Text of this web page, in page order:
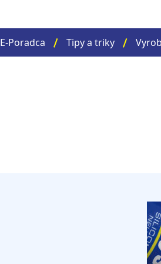
E-Poradca Tipy a triky